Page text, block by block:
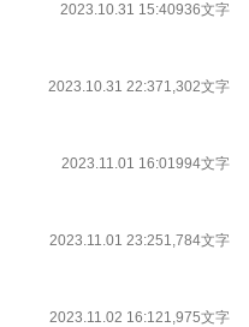
2023.10.31 15:40936文字
2023.10.31 22:371,302文字
2023.11.01 16:01994文字
2023.11.01 23:251,784文字
2023.11.02 16:121,975文字